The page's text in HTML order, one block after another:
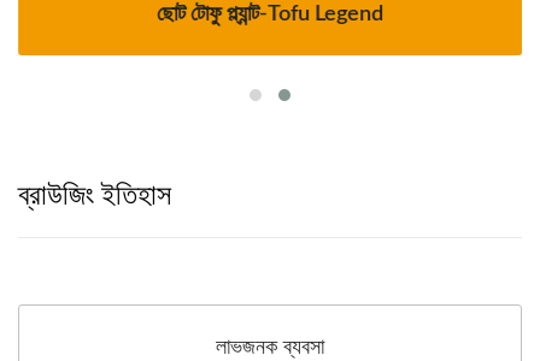
ছোট টোফু প্ল্যান্ট-Tofu Legend
ব্রাউজিং ইতিহাস
লাভজনক ব্যবসা